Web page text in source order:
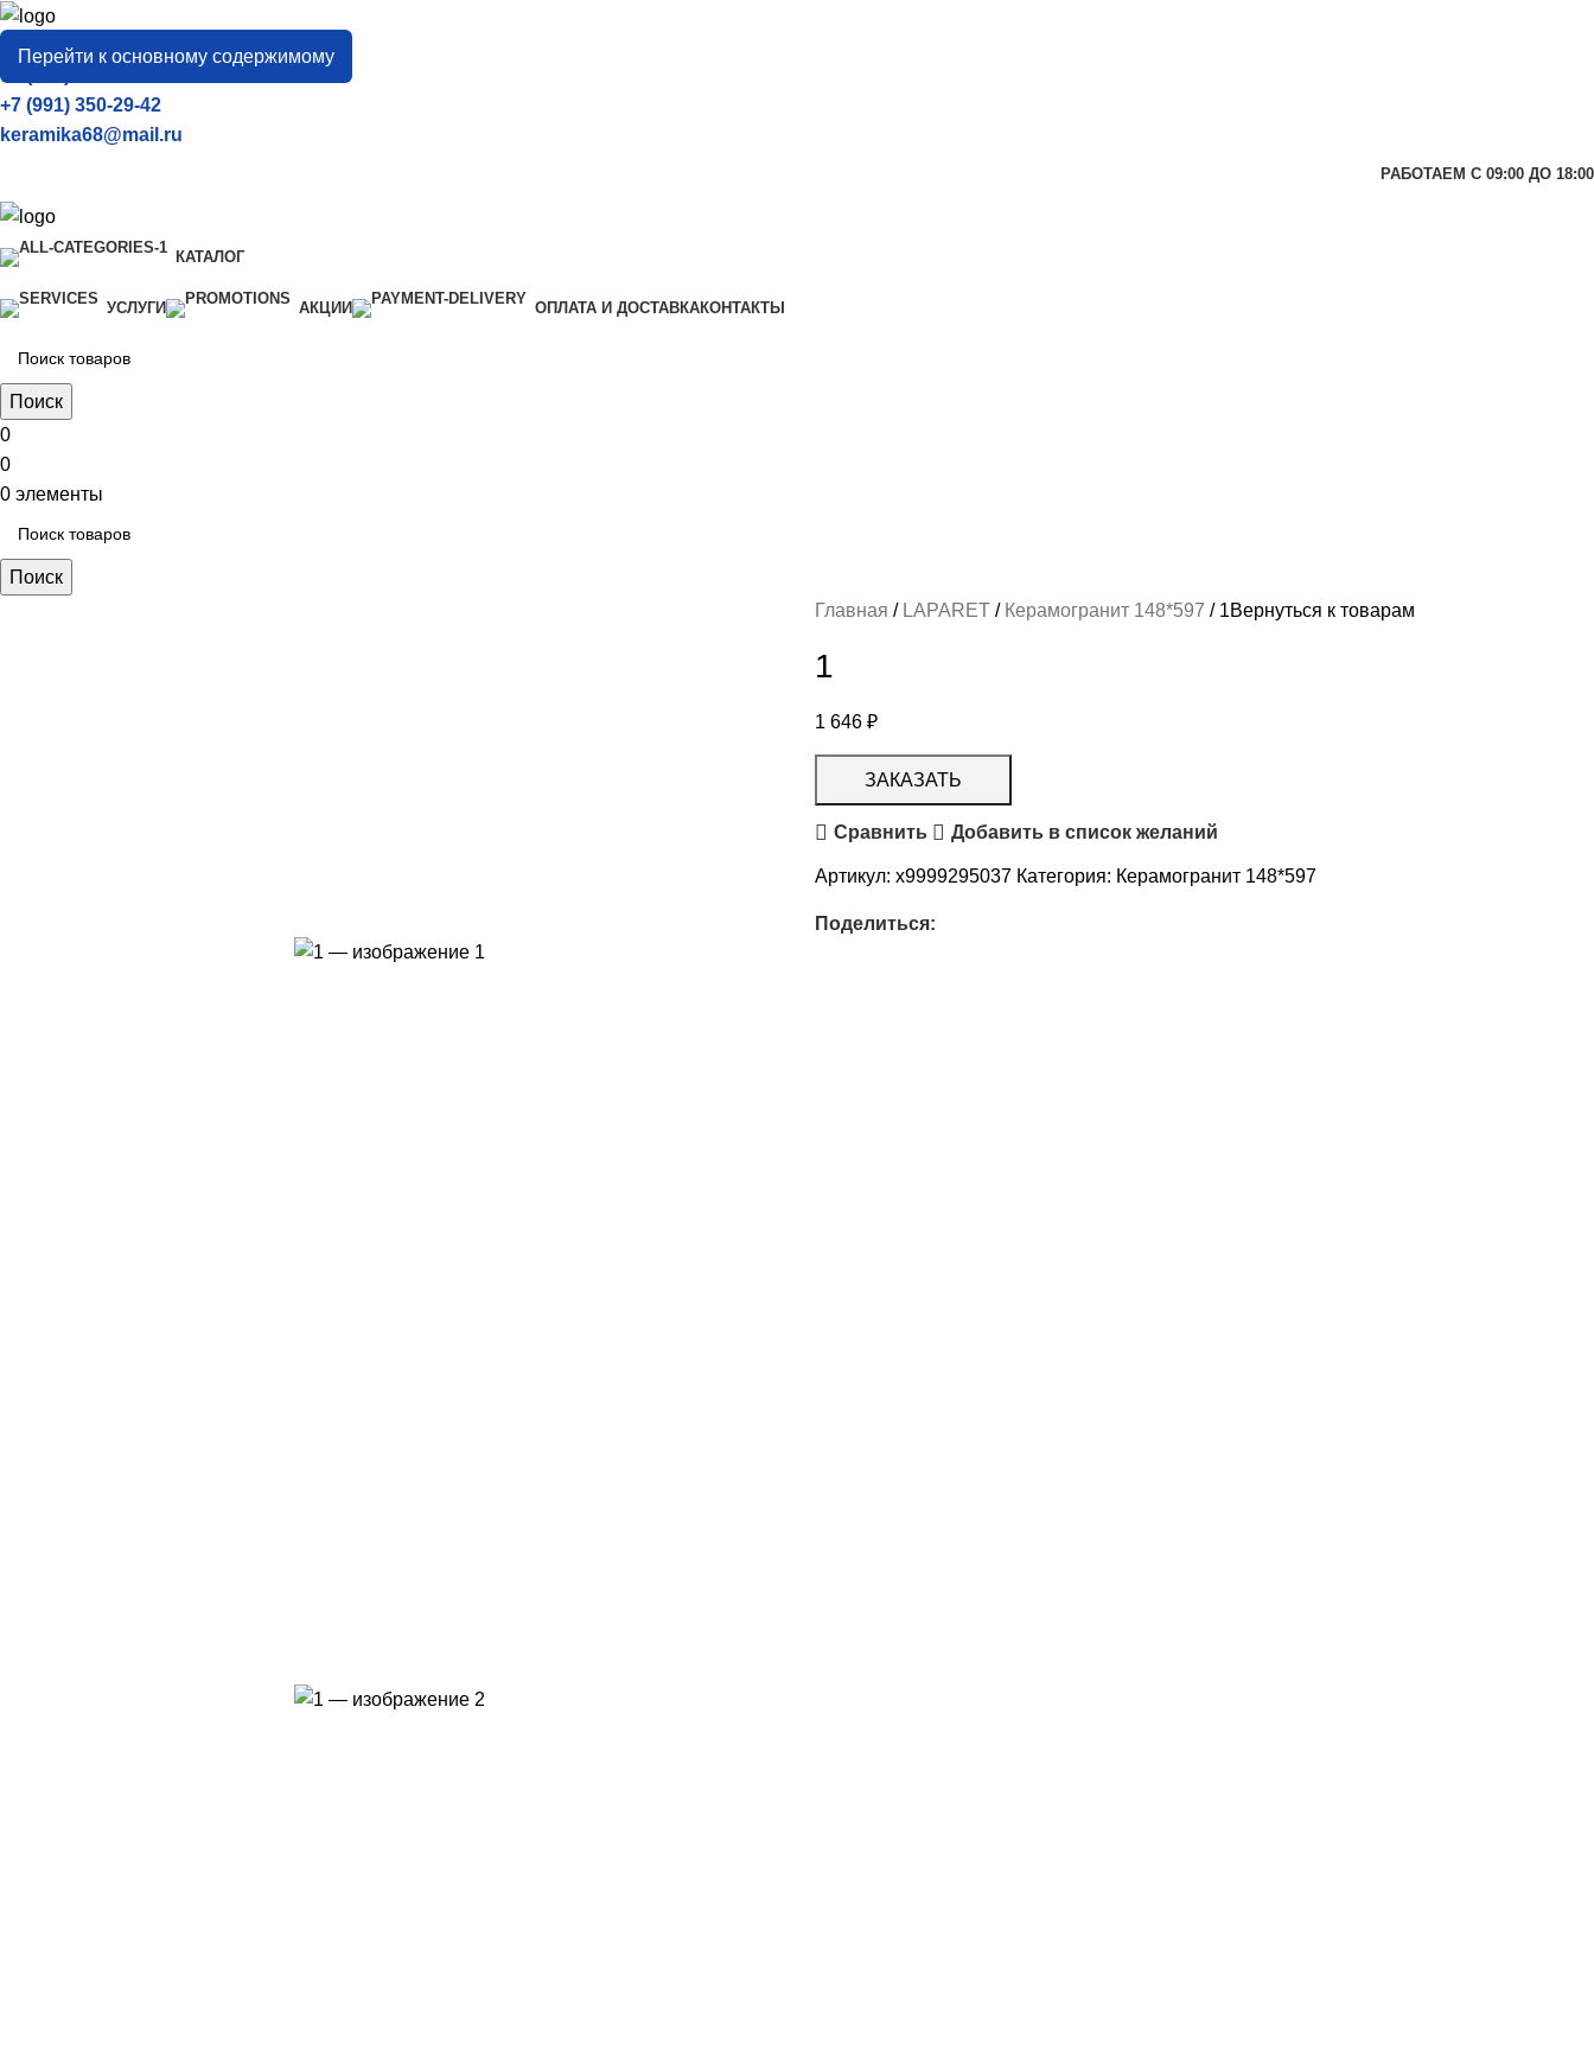
Перейти к основному содержимому
город
Тамбов
+7 (906) 657-33-54
+7 (991) 350-29-42
keramika68@mail.ru
РАБОТАЕМ С 09:00 ДО 18:00
КАТАЛОГ
УСЛУГИ АКЦИИ ОПЛАТА И ДОСТАВКАКОНТАКТЫ
Поиск
0
0
0 элементы
Поиск
Главная LAPARET Керамогранит 148*597 1Вернуться к товарам
1
1 646 ₽
ЗАКАЗАТЬ
Сравнить Добавить в список желаний
Артикул: х9999295037 Категория: Керамогранит 148*597
Поделиться: